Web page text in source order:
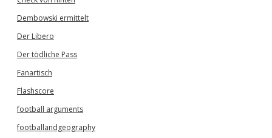
Dembowski ermittelt
Der Libero
Der tödliche Pass
Fanartisch
Flashscore
football arguments
footballandgeography